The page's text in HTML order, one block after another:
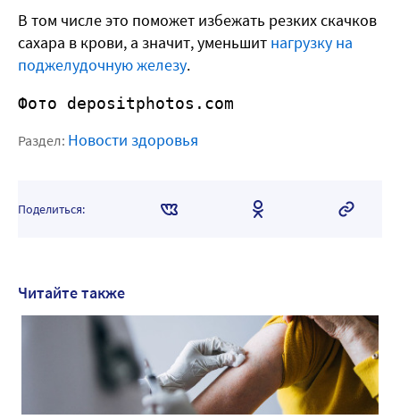
В том числе это поможет избежать резких скачков
сахара в крови, а значит, уменьшит нагрузку на
поджелудочную железу.
Фото depositphotos.com
Раздел: Новости здоровья
Поделиться:
Читайте также